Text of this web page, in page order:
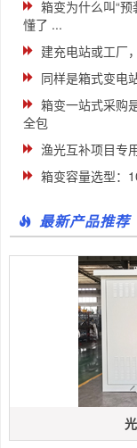
箱变为什么叫“
懂了 ...
建充电站或工厂
同样是箱式变电
箱变一站式采购
全包
渔光互补项目专
箱变容量选型：
最新产品推荐